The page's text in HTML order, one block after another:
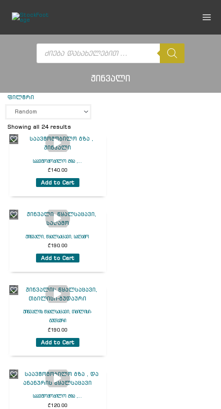
content
Products
search
ჟინვალი
ფილტრი
Showing all 24 results
საავტომობილო გზა ,...
₾140.00
Add to Cart
ჟინვალი, წყალსაცავი, საღამო
₾190.00
Add to Cart
ჟინვალის წყალსაცავი, თბილისი-
გუდაური
₾190.00
Add to Cart
საავტომობილო გზა ,...
₾120.00